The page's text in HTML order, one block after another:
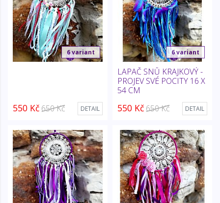
6 variant
550 Kč 650 Kč DETAIL
6 variant
LAPAČ SNŮ KRAJKOVÝ -
PROJEV SVÉ POCITY 16 X
54 CM
550 Kč 650 Kč DETAIL